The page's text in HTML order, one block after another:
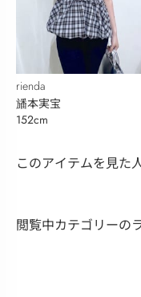
rienda
旙本実宝
152cm
このアイテムを見た
閲覧中カテゴリーの